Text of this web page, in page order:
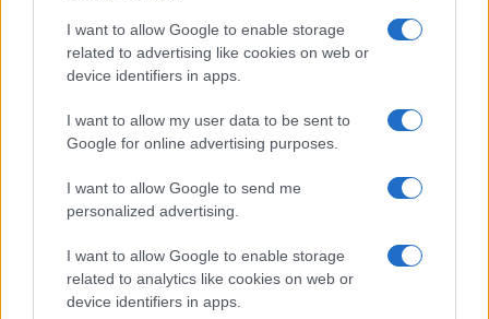
I want to allow Google to enable storage
related to advertising like cookies on web or
device identifiers in apps.
I want to allow my user data to be sent to
Google for online advertising purposes.
I want to allow Google to send me
personalized advertising.
I want to allow Google to enable storage
related to analytics like cookies on web or
device identifiers in apps.
Continua a leggere